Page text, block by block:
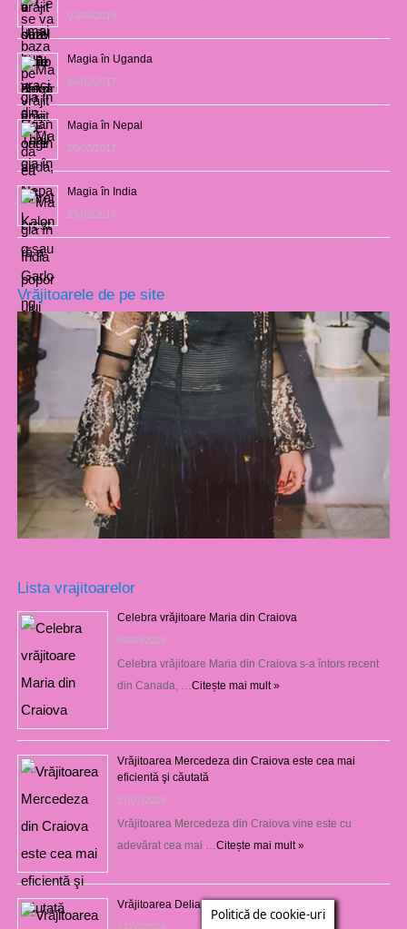
03/04/2018
Magia în Uganda
28/02/2017
Magia în Nepal
26/02/2017
Magia în India
23/02/2017
Vrăjitoarele de pe site
Lista vrajitoarelor
Celebra vrăjitoare Maria din Craiova
06/08/2026
Celebra vrăjitoare Maria din Craiova s-a întors recent
din Canada, … Citește mai mult »
Vrăjitoarea Mercedeza din Craiova este cea mai
eficientă şi căutată
27/07/2026
Vrăjitoarea Mercedeza din Craiova vine este cu
adevărat cea mai … Citește mai mult »
Vrăjitoarea Delia din Craiova
Politică de cookie-uri